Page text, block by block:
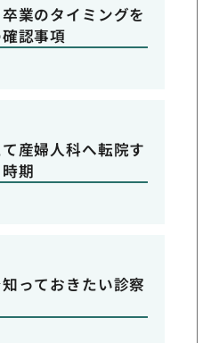
業のタイミングを
認事項
産婦人科へ転院す
期
っておきたい診察